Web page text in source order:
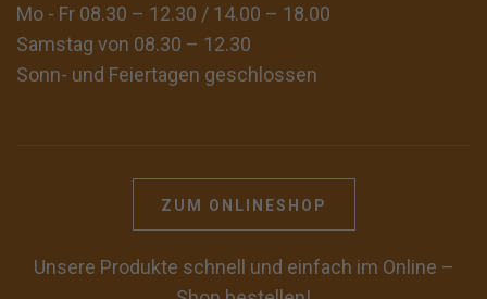
Mo - Fr 08.30 – 12.30 / 14.00 – 18.00
Samstag von 08.30 – 12.30
Sonn- und Feiertagen geschlossen
ZUM ONLINESHOP
Unsere Produkte schnell und einfach im Online –